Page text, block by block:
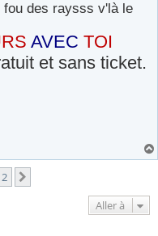
des raysss v'là le
AVEC TOI
et sans ticket.
2
Aller à